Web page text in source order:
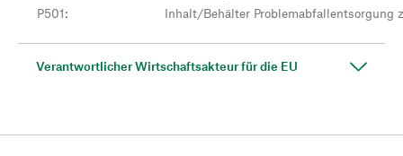
P501: Inhalt/Behälter Problemabfallentsorgung
Verantwortlicher Wirtschaftsakteur für die EU